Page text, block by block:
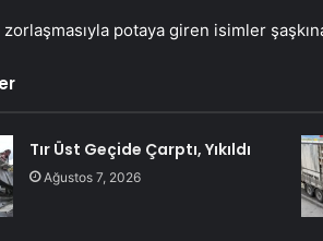
zorlaşmasıyla potaya giren isimler
Tır Üst Geçide Çarptı, Yıkıldı
Ağustos 7, 2026